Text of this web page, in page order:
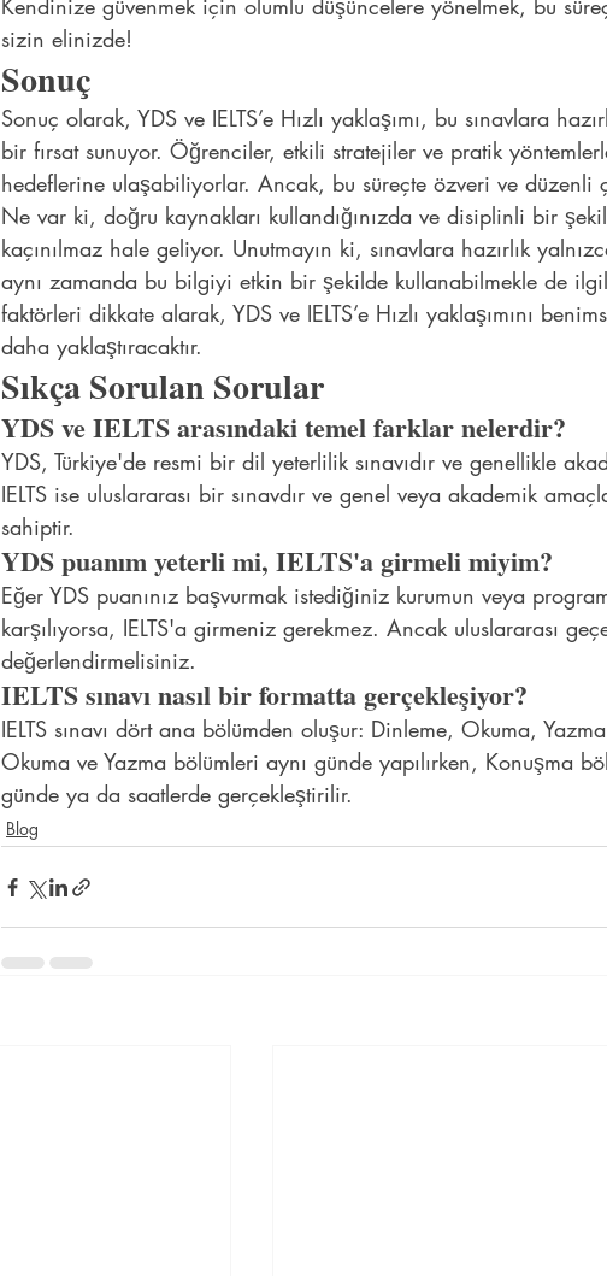
Kendinize güvenmek için olumlu düşüncelere yönelmek, bu
sizin elinizde!
Sonuç
Sonuç olarak, YDS ve IELTS’e Hızlı yaklaşımı, bu sınavlara
bir fırsat sunuyor. Öğrenciler, etkili stratejiler ve pratik
hedeflerine ulaşabiliyorlar. Ancak, bu süreçte özveri ve düzenli
Ne var ki, doğru kaynakları kullandığınızda ve disiplinli bir
kaçınılmaz hale geliyor. Unutmayın ki, sınavlara hazırlık
aynı zamanda bu bilgiyi etkin bir şekilde kullanabilmekle de
faktörleri dikkate alarak, YDS ve IELTS’e Hızlı yaklaşımını
daha yaklaştıracaktır.
Sıkça Sorulan Sorular
YDS ve IELTS arasındaki temel farklar nelerdir?
YDS, Türkiye'de resmi bir dil yeterlilik sınavıdır ve genellikle
IELTS ise uluslararası bir sınavdır ve genel veya akademik
sahiptir.
YDS puanım yeterli mi, IELTS'a girmeli miyim?
Eğer YDS puanınız başvurmak istediğiniz kurumun veya
karşılıyorsa, IELTS'a girmeniz gerekmez. Ancak uluslararası
değerlendirmelisiniz.
IELTS sınavı nasıl bir formatta gerçekleşiyor?
IELTS sınavı dört ana bölümden oluşur: Dinleme, Okuma,
Okuma ve Yazma bölümleri aynı günde yapılırken, Konuşma
günde ya da saatlerde gerçekleştirilir.
Blog